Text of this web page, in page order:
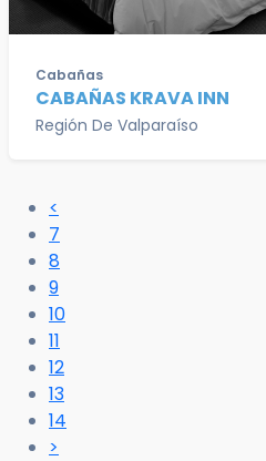
Cabañas
CABAÑAS KRAVA INN
Región De Valparaíso
<
7
8
9
10
11
12
13
14
>